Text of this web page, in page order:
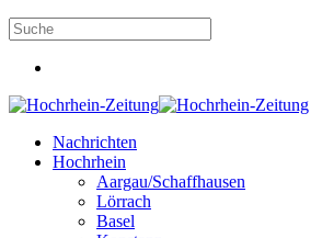
Nachrichten
Hochrhein
Aargau/Schaffhausen
Lörrach
Basel